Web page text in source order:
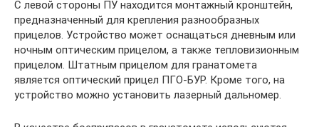
С левой стороны ПУ находится монтажный кронштейн,
предназначенный для крепления разнообразных
прицелов. Устройство может оснащаться дневным или
ночным оптическим прицелом, а также тепловизионным
прицелом. Штатным прицелом для гранатомета
является оптический прицел ПГО-БУР. Кроме того, на
устройство можно установить лазерный дальномер.